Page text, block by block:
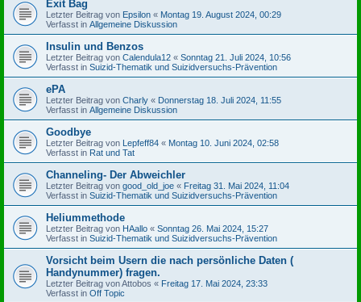
Exit Bag
Letzter Beitrag von Epsilon « Montag 19. August 2024, 00:29
Verfasst in Allgemeine Diskussion
Insulin und Benzos
Letzter Beitrag von Calendula12 « Sonntag 21. Juli 2024, 10:56
Verfasst in Suizid-Thematik und Suizidversuchs-Prävention
ePA
Letzter Beitrag von Charly « Donnerstag 18. Juli 2024, 11:55
Verfasst in Allgemeine Diskussion
Goodbye
Letzter Beitrag von Lepfeff84 « Montag 10. Juni 2024, 02:58
Verfasst in Rat und Tat
Channeling- Der Abweichler
Letzter Beitrag von good_old_joe « Freitag 31. Mai 2024, 11:04
Verfasst in Suizid-Thematik und Suizidversuchs-Prävention
Heliummethode
Letzter Beitrag von HAallo « Sonntag 26. Mai 2024, 15:27
Verfasst in Suizid-Thematik und Suizidversuchs-Prävention
Vorsicht beim Usern die nach persönliche Daten (
Handynummer) fragen.
Letzter Beitrag vonAttobos « Freitag 17. Mai 2024, 23:33
Verfasst in Off Topic